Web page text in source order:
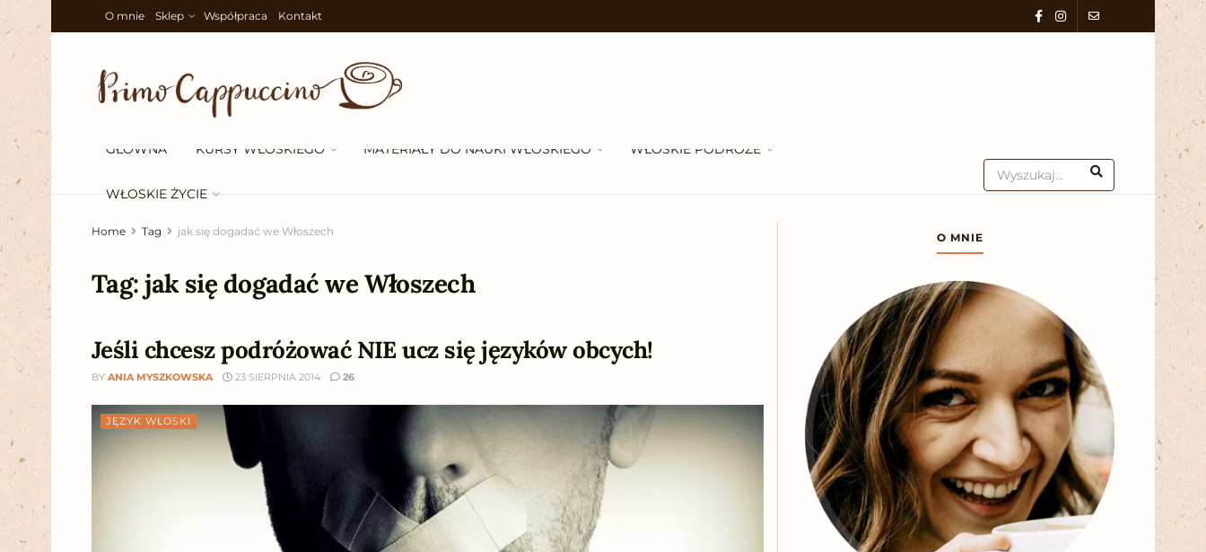
O mnie Sklep Współpraca Kontakt
GŁÓWNA KURSY WŁOSKIEGO MATERIAŁY DO NAUKI WŁOSKIEGO WŁOSKIE PODRÓŻE
WŁOSKIE ŻYCIE
Home Tag jak się dogadać we Włoszech
Tag:jak się dogadać we Włoszech
Jeśli chcesz podróżować NIE ucz się języków obcych!
BY ANIA MYSZKOWSKA 23 SIERPNIA 2014 26
JĘZYK WŁOSKI
O MNIE